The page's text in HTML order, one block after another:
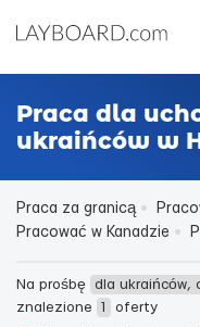
Praca dla
ukraińców w
Praca za granicą
Pracować w Kanadzie
Na prośbę dla ukraińców,
znalezione
1
oferty